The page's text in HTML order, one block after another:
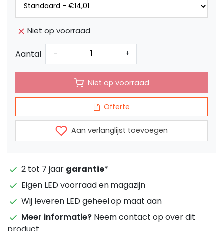
Niet op voorraad
Aantal - +
Niet op voorraad
Offerte
Aan verlanglijst toevoegen
2 tot 7 jaar garantie*
Eigen LED voorraad en magazijn
Wij leveren LED geheel op maat aan
Meer informatie? Neem contact op over dit